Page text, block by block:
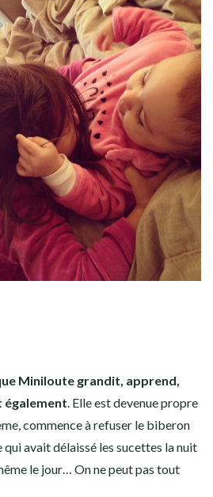
Miniloute grandit, apprend,
également. Elle est devenue propre
commence à refuser le biberon
avait délaissé les sucettes la nuit
le jour… On ne peut pas tout